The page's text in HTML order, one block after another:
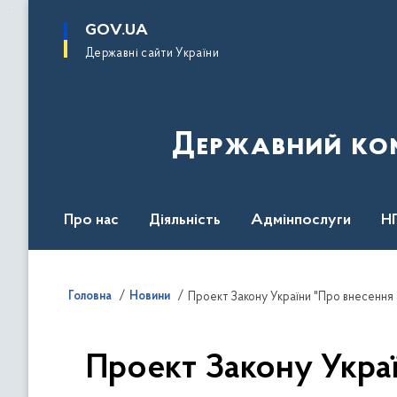
основного
GOV.UA
Державні сайти України
Державний
Про нас Діяльність Адмінпослуги
Головна Новини Проект Закону України "Про внесення
Проект Закону